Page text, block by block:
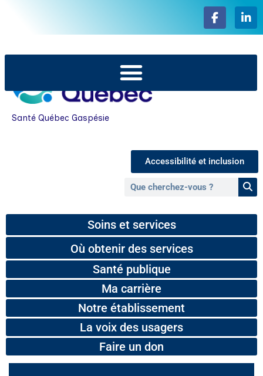
Santé Québec Gaspésie
Accessibilité et inclusion
Soins et services
Où obtenir des services
Santé publique
Ma carrière
Notre établissement
La voix des usagers
Faire un don